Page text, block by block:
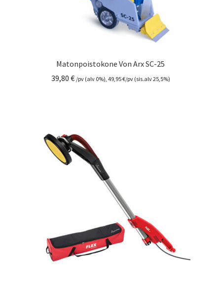
Matonpoistokone Von Arx SC-25
39,80 € /pv (alv 0%), 49,95€/pv (sis.alv 25,5%)